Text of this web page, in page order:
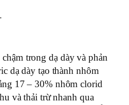
trong dạ dày và phản
dạ dày tạo thành nhôm
17 – 30% nhôm clorid
và thải trừ nhanh qua